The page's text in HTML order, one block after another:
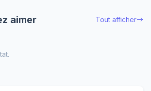
aimer Tout afficher